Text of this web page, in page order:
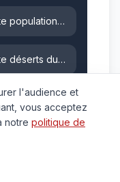
Carte populations du monde
Carte déserts du monde
Carte politique du monde
l'audience et
vous acceptez
notre politique de